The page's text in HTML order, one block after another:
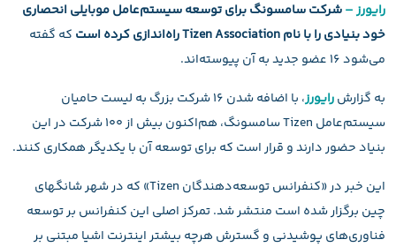
رایورز –شرکت سامسونگ برای توسعه سیستم‌عامل موبایلی انحصاری
خود بنیادی را با نام Tizen Association راه‌اندازی کرده است
که گفته
می‌شود ۱۶ عضو جدید به آن پیوسته‌اند.
به گزارشرایورز
، با اضافه شدن ۱۶ شرکت بزرگ به لیست حامیان
سیستم‌عامل Tizen سامسونگ، هم‌اکنون بیش از ۱۰۰ شرکت در این
بنیاد حضور دارند و قرار است که برای توسعه آن با یکدیگر همکاری کنند.
این خبر در «کنفرانس توسعه‌دهندگان Tizen» که در شهر شانگهای
چین برگزار شده است منتشر شد. تمرکز اصلی این کنفرانس بر توسعه
فناوری‌های پوشیدنی و گسترش هرچه بیشتر اینترنت اشیا مبتنی بر